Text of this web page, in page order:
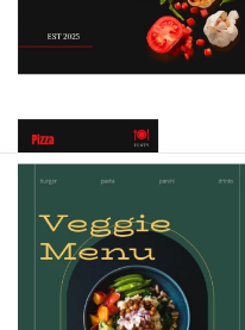
Desenho de cardápio
de restaurante
Você não quer pagar a mais
pelo design do menu do
seu restaurante? Então use
o modelo gratuito de Menu
de Restaurante Árabe do
Drawing e economize
tempo e dinheiro!